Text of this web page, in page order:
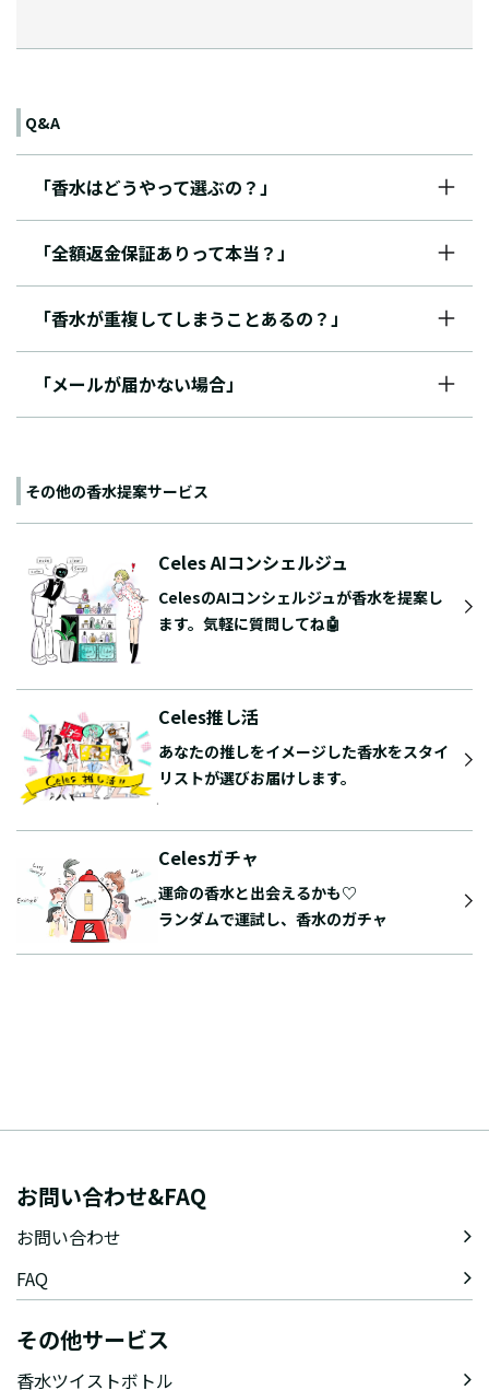
Q&A
「香水はどうやって選ぶの？」
「全額返金保証ありって本当？」
「香水が重複してしまうことあるの？」
「メールが届かない場合」
その他の香水提案サービス
Celes AIコンシェルジュ
CelesのAIコンシェルジュが香水を提案し
ます。気軽に質問してね🤖
Celes推し活
あなたの推しをイメージした香水をスタイ
リストが選びお届けします。
Celesガチャ
運命の香水と出会えるかも♡
ランダムで運試し、香水のガチャ
お問い合わせ&FAQ
お問い合わせ
FAQ
その他サービス
香水ツイストボトル